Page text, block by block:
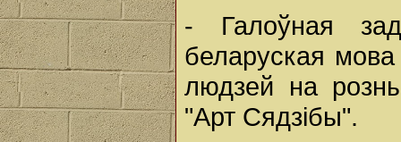
- Галоўная
беларуская
людзей на
"Арт Сядзібы".